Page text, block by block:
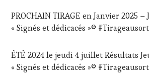
SAINTE-
VICTOIRE
SALONS
SPOT
BY,
TASTING
HAUTE
GASTRONOMIE
FAMOUS
HOST,
INVITATIONS
PROCHAIN TIRAGE en Janvier 2025
« Signés et dédicacés »© #Tirageausort
ÉTÉ 2024 le jeudi 4 juillet Résultats
« Signés et dédicacés »© #Tirageausort